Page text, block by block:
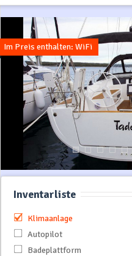
Im Preis enthalten: WiFi
Inventarliste
Klimaanlage
Autopilot
Badeplattform